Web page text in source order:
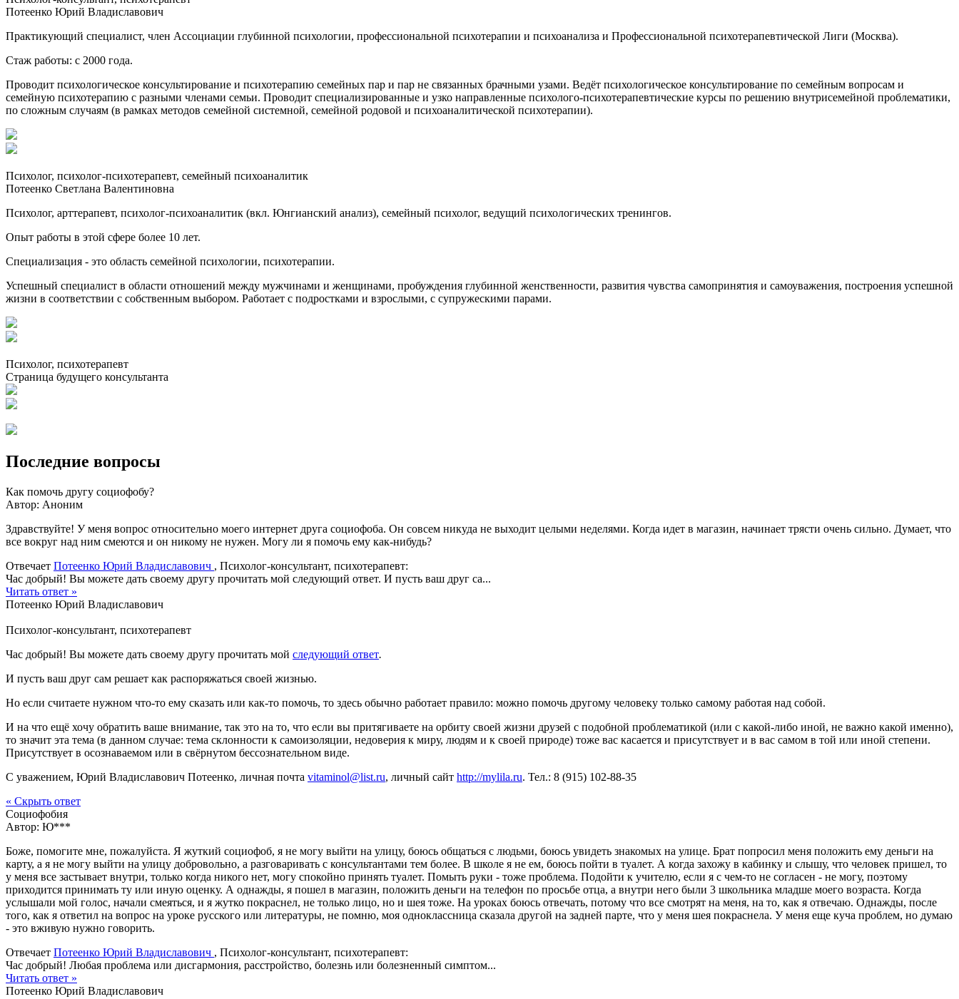
Потеенко Юрий Владиславович
Практикующий специалист, член Ассоциации глубинной психологии, профессиональной психотерапии и психоанализа и Профессиональной психотерапевтической Лиги (Москва).
Стаж работы: с 2000 года.
Проводит психологическое консультирование и психотерапию семейных пар и пар не связанных брачными узами. Ведёт психологическое консультирование по семейным вопросам и
семейную психотерапию с разными членами семьи. Проводит специализированные и узко направленные психолого-психотерапевтические курсы по решению внутрисемейной проблематики,
по сложным случаям (в рамках методов семейной системной, семейной родовой и психоаналитической психотерапии).
Психолог, психолог-психотерапевт, семейный психоаналитик
Потеенко Светлана Валентиновна
Психолог, арттерапевт, психолог-психоаналитик (вкл. Юнгианский анализ), семейный психолог, ведущий психологических тренингов.
Опыт работы в этой сфере более 10 лет.
Специализация - это область семейной психологии, психотерапии.
Успешный специалист в области отношений между мужчинами и женщинами, пробуждения глубинной женственности, развития чувства самопринятия и самоуважения, построения успешной
жизни в соответствии с собственным выбором. Работает с подростками и взрослыми, с супружескими парами.
Психолог, психотерапевт
Страница будущего консультанта
Последние вопросы
Как помочь другу социофобу?
Автор: Аноним
Здравствуйте! У меня вопрос относительно моего интернет друга социофоба. Он совсем никуда не выходит целыми неделями. Когда идет в магазин, начинает трясти очень сильно. Думает, что
все вокруг над ним смеются и он никому не нужен. Могу ли я помочь ему как-нибудь?
Отвечает Потеенко Юрий Владиславович , Психолог-консультант, психотерапевт:
Час добрый! Вы можете дать своему другу прочитать мой следующий ответ. И пусть ваш друг са...
Читать ответ »
Потеенко Юрий Владиславович
Психолог-консультант, психотерапевт
Час добрый! Вы можете дать своему другу прочитать мой следующий ответ.
И пусть ваш друг сам решает как распоряжаться своей жизнью.
Но если считаете нужном что-то ему сказать или как-то помочь, то здесь обычно работает правило: можно помочь другому человеку только самому работая над собой.
И на что ещё хочу обратить ваше внимание, так это на то, что если вы притягиваете на орбиту своей жизни друзей с подобной проблематикой (или с какой-либо иной, не важно какой именно),
то значит эта тема (в данном случае: тема склонности к самоизоляции, недоверия к миру, людям и к своей природе) тоже вас касается и присутствует и в вас самом в той или иной степени.
Присутствует в осознаваемом или в свёрнутом бессознательном виде.
С уважением, Юрий Владиславович Потеенко, личная почта vitaminol@list.ru, личный сайт http://mylila.ru. Тел.: 8 (915) 102-88-35
« Скрыть ответ
Социофобия
Автор: Ю***
Боже, помогите мне, пожалуйста. Я жуткий социофоб, я не могу выйти на улицу, боюсь общаться с людьми, боюсь увидеть знакомых на улице. Брат попросил меня положить ему деньги на
карту, а я не могу выйти на улицу добровольно, а разговаривать с консультантами тем более. В школе я не ем, боюсь пойти в туалет. А когда захожу в кабинку и слышу, что человек пришел, то
у меня все застывает внутри, только когда никого нет, могу спокойно принять туалет. Помыть руки - тоже проблема. Подойти к учителю, если я с чем-то не согласен - не могу, поэтому
приходится принимать ту или иную оценку. А однажды, я пошел в магазин, положить деньги на телефон по просьбе отца, а внутри него были 3 школьника младше моего возраста. Когда
услышали мой голос, начали смеяться, и я жутко покраснел, не только лицо, но и шея тоже. На уроках боюсь отвечать, потому что все смотрят на меня, на то, как я отвечаю. Однажды, после
того, как я ответил на вопрос на уроке русского или литературы, не помню, моя одноклассница сказала другой на задней парте, что у меня шея покраснела. У меня еще куча проблем, но думаю
- это вживую нужно говорить.
Отвечает Потеенко Юрий Владиславович , Психолог-консультант, психотерапевт:
Час добрый! Любая проблема или дисгармония, расстройство, болезнь или болезненный симптом...
Читать ответ »
Потеенко Юрий Владиславович